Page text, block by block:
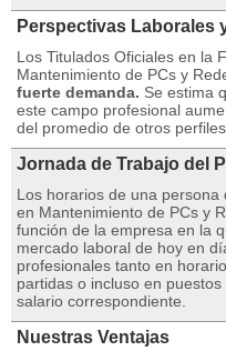
Perspectivas Laborales
Los Titulados Oficiales en la
Mantenimiento de PCs y
fuerte demanda. Se estima
este campo profesional
del promedio de otros
Jornada de Trabajo del
Los horarios de una
en Mantenimiento de PCs y
función de la empresa en la
mercado laboral de hoy en
profesionales tanto en
partidas o incluso en
salario correspondiente.
Nuestras Ventajas